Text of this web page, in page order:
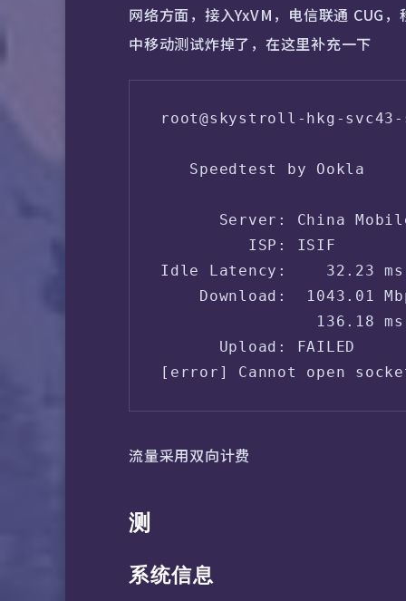
网络方面，接入YxVM，电信联通 CUG
中移动测试炸掉了，在这里补充一下
root@skystroll-hkg-
   Speedtest by Ookla
Server: China
         ISP: ISIF
Idle Latency:    32.23
136.18
Upload: FAILED
[error] Cannot open
流量采用双向计费
测
系统信息